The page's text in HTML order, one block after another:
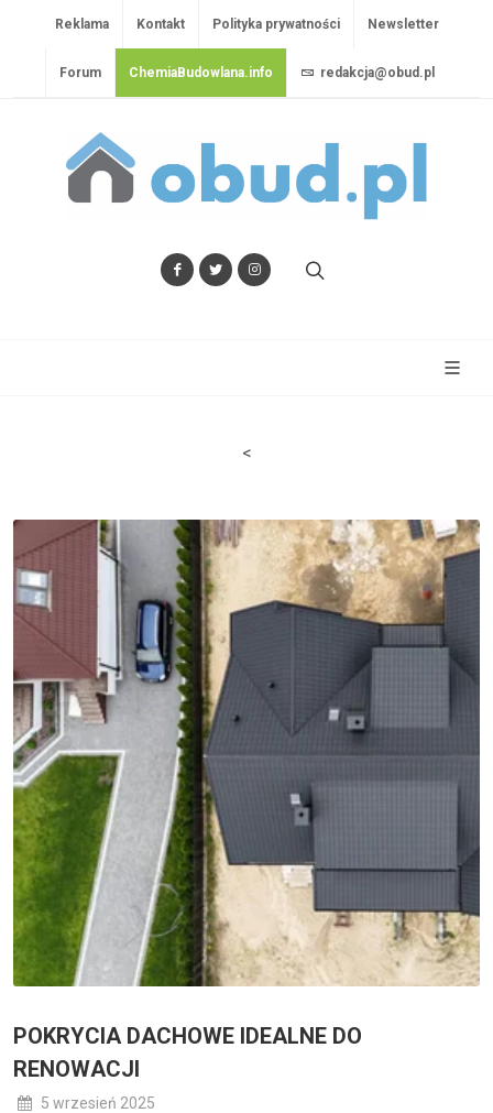
Reklama Kontakt Polityka prywatności Newsletter
Forum ChemiaBudowlana.info redakcja@obud.pl
<
POKRYCIA DACHOWE IDEALNE DO
RENOWACJI
5 wrzesień 2025